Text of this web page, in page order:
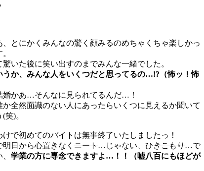
、とにかくみんなの驚く顔みるのめちゃくちゃ楽しかっ
驚いた後に笑い出すのまでみんな一緒でした。
うか、みんな人をいくつだと思ってるの…!?（怖ッ！怖
婚かあ…そんなに見られてるんだ…！
か全然面識のない人にあったらいくつに見えるか聞いて
笑)。
けで初めてのバイトは無事終了いたしましたっ！
明日から心置きなく ニート…じゃない、 ひきこもり…で
学業の方に専念できますよ…！！（嘘八百にもほどが